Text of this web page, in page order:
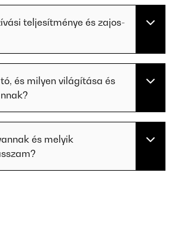
teljesítménye és zajos-
és milyen világítása és
és melyik